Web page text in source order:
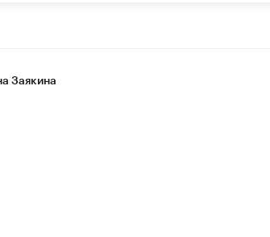
Заякина